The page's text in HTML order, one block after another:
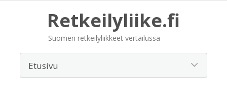
Retkeilyliike.fi
Suomen retkeilyliikkeet vertailussa